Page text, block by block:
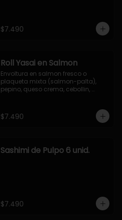
$7.490
Roll Yasai en Salmon
Envoltura en salmon fresco o
plaqueta mixta (salmon-palta),
pepino, queso crema, cebollin,
$7.490
Sashimi de Pulpo 6 unid.
$7.490